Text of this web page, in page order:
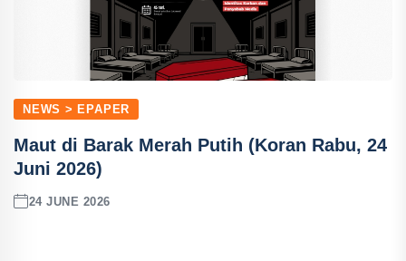
NEWS > EPAPER
Maut di Barak Merah Putih (Koran Rabu, 24
Juni 2026)
24 JUNE 2026